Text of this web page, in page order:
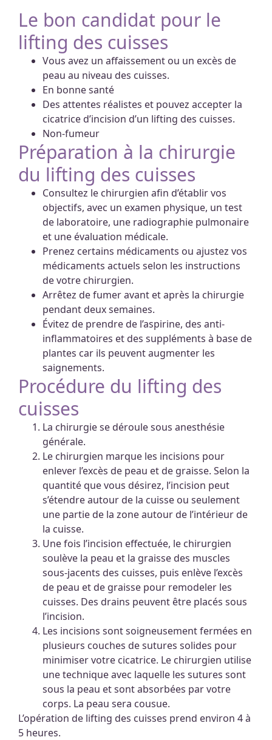
Le bon candidat pour le
lifting des cuisses
Vous avez un affaissement ou un excès de
peau au niveau des cuisses.
En bonne santé
Des attentes réalistes et pouvez accepter la
cicatrice d’incision d’un lifting des cuisses.
Non-fumeur
Préparation à la chirurgie
du lifting des cuisses
Consultez le chirurgien afin d’établir vos
objectifs, avec un examen physique, un test
de laboratoire, une radiographie pulmonaire
et une évaluation médicale.
Prenez certains médicaments ou ajustez vos
médicaments actuels selon les instructions
de votre chirurgien.
Arrêtez de fumer avant et après la chirurgie
pendant deux semaines.
Évitez de prendre de l’aspirine, des anti-
inflammatoires et des suppléments à base de
plantes car ils peuvent augmenter les
saignements.
Procédure du lifting des
cuisses
La chirurgie se déroule sous anesthésie
générale.
Le chirurgien marque les incisions pour
enlever l’excès de peau et de graisse. Selon la
quantité que vous désirez, l’incision peut
s’étendre autour de la cuisse ou seulement
une partie de la zone autour de l’intérieur de
la cuisse.
Une fois l’incision effectuée, le chirurgien
soulève la peau et la graisse des muscles
sous-jacents des cuisses, puis enlève l’excès
de peau et de graisse pour remodeler les
cuisses. Des drains peuvent être placés sous
l’incision.
Les incisions sont soigneusement fermées en
plusieurs couches de sutures solides pour
minimiser votre cicatrice. Le chirurgien utilise
une technique avec laquelle les sutures sont
sous la peau et sont absorbées par votre
corps. La peau sera cousue.
L’opération de lifting des cuisses prend environ 4 à
5 heures.